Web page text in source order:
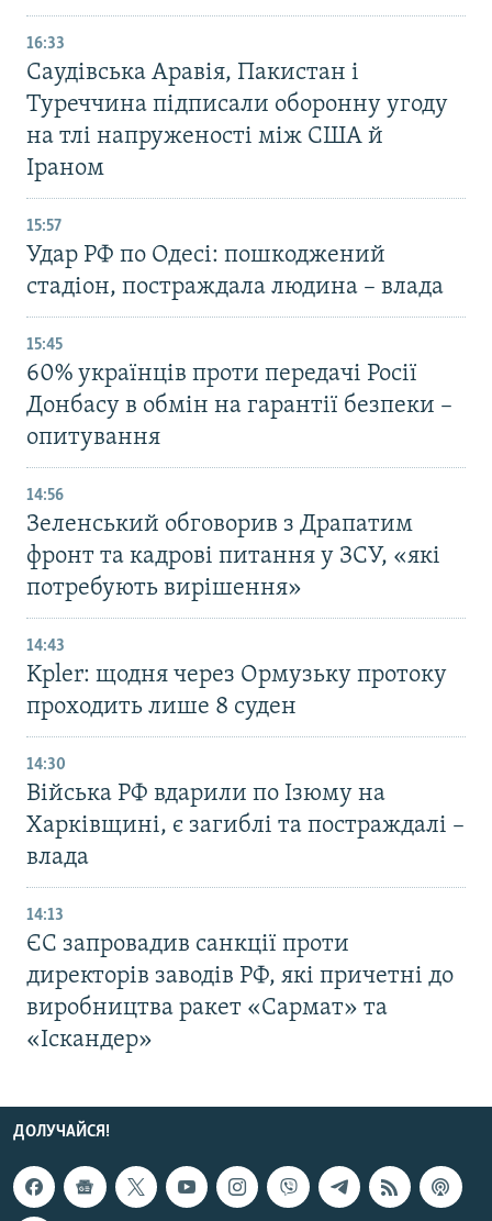
16:33
Саудівська Аравія, Пакистан і
Туреччина підписали оборонну угоду
на тлі напруженості між США й
Іраном
15:57
Удар РФ по Одесі: пошкоджений
стадіон, постраждала людина – влада
15:45
60% українців проти передачі Росії
Донбасу в обмін на гарантії безпеки –
опитування
14:56
Зеленський обговорив з Драпатим
фронт та кадрові питання у ЗСУ, «які
потребують вирішення»
14:43
Kpler: щодня через Ормузьку протоку
проходить лише 8 суден
14:30
Війська РФ вдарили по Ізюму на
Харківщині, є загиблі та постраждалі –
влада
14:13
ЄС запровадив санкції проти
директорів заводів РФ, які причетні до
виробництва ракет «Сармат» та
«Іскандер»
ДОЛУЧАЙСЯ!